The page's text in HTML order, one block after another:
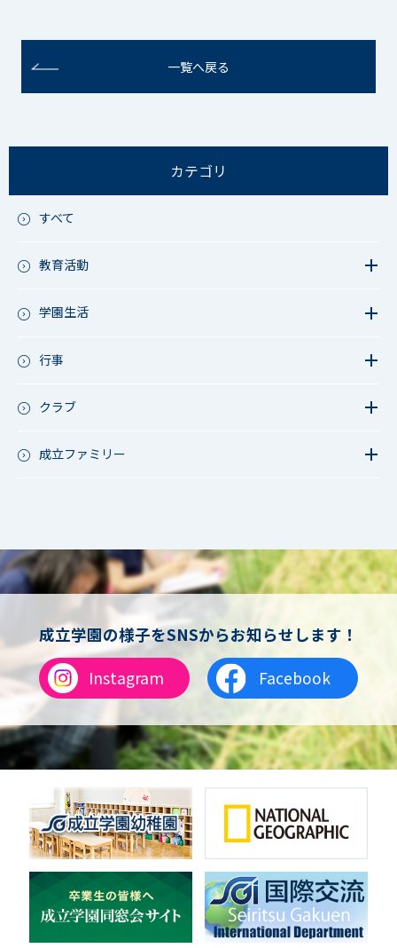
一覧へ戻る
カテゴリ
すべて
教育活動
教育活動（高校）
アース・プロジェクト
学園生活
今日の1枚～ｸﾗｽ&ｸﾗﾌﾞ編～
行事
成立祭（文化祭）
クラブ
軟式野球
女子バスケットボール
男女バスケットボール（中学）
男子バドミントン
女子バドミントン
チアリーディング
総合格闘技
合気道
女子テニス
男子バレーボール
体操
ダンス
英会話
音楽（コーラス）
地域ボランティア
美術
マルチメディア
ライフワーク
新日本芸能
成立ファミリー
成立学園の様子をSNSからお知らせします！
Instagram
Facebook